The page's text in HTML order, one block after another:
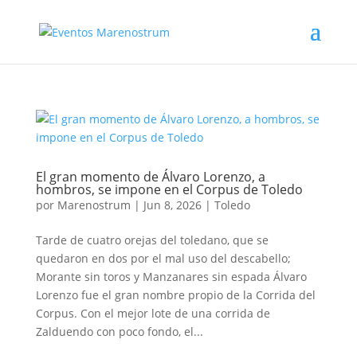
El gran momento de Álvaro Lorenzo, a
hombros, se impone en el Corpus de Toledo
por Marenostrum | Jun 8, 2026| Toledo
Tarde de cuatro orejas del toledano, que se
quedaron en dos por el mal uso del descabello;
Morante sin toros y Manzanares sin espada Álvaro
Lorenzo fue el gran nombre propio de la Corrida del
Corpus. Con el mejor lote de una corrida de
Zalduendo con poco fondo, el...